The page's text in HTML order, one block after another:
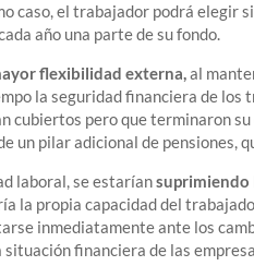
caso, el trabajador podrá elegir
año una parte de su fondo.
flexibilidad externa,al
la seguridad financiera de
cubiertos pero que terminaron
un pilar adicional de pensiones,
laboral, se estaríansuprimiendo
la propia capacidad del
inmediatamente ante los
financiera de las